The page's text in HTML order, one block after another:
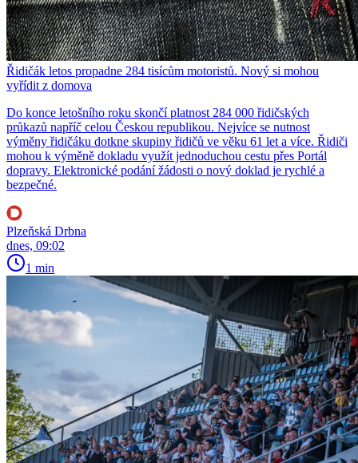
Řidičák letos propadne 284 tisícům motoristů. Nový si mohou
vyřídit z domova
Do konce letošního roku skončí platnost 284 000 řidičských
průkazů napříč celou Českou republikou. Nejvíce se nutnost
výměny řidičáku dotkne skupiny řidičů ve věku 61 let a více. Řidiči
mohou k výměně dokladu využít jednoduchou cestu přes Portál
dopravy. Elektronické podání žádosti o nový doklad je rychlé a
bezpečné.
Plzeňská Drbna
dnes, 09:02
1 min